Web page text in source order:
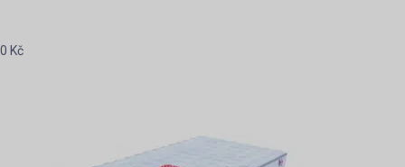
0 Kč